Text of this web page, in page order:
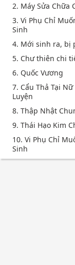
2. Máy Sửa Chữa
3. Vi Phụ Chỉ
Sinh
4. Mới sinh ra, bị
5. Chư thiên chi
6. Quốc Vương
7. Cẩu Thả Tại
Luyện
8. Thập Nhật
9. Thái Hạo Kim
10. Vi Phụ Chỉ
Sinh